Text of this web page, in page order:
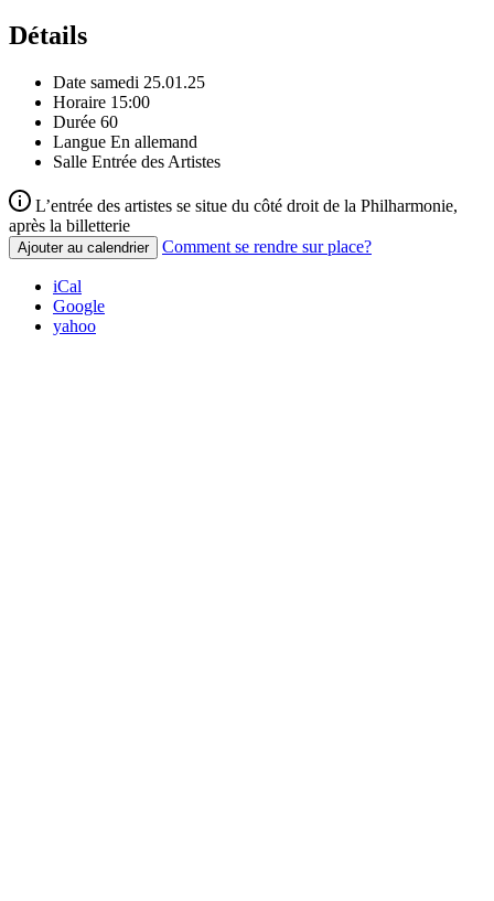
Détails
Date samedi 25.01.25
Horaire 15:00
Durée 60
Langue En allemand
Salle Entrée des Artistes
L’entrée des artistes se situe du côté droit de la Philharmonie,
après la billetterie
Ajouter au calendrier Comment se rendre sur place?
iCal
Google
yahoo